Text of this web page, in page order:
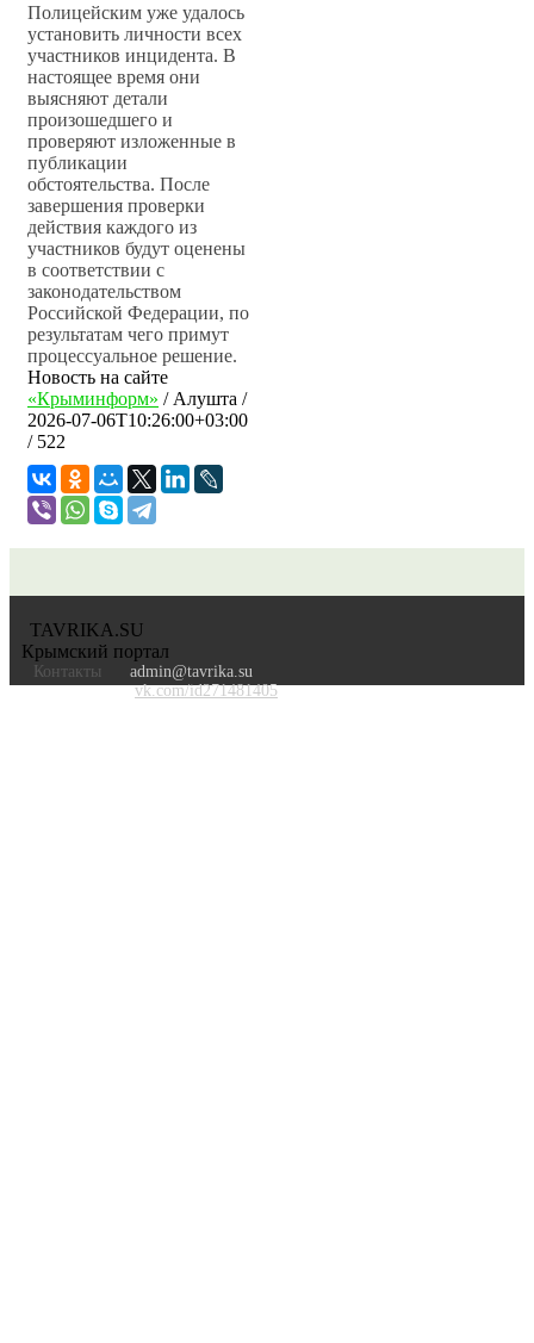
Полицейским уже удалось
установить личности всех
участников инцидента. В
настоящее время они
выясняют детали
произошедшего и
проверяют изложенные в
публикации
обстоятельства. После
завершения проверки
действия каждого из
участников будут оценены
в соответствии с
законодательством
Российской Федерации, по
результатам чего примут
процессуальное решение.
Новость на сайте
«Крыминформ» / Алушта /
2026-07-06T10:26:00+03:00
/ 522
TAVRIKA.SU
Крымский портал
Контакты
admin@tavrika.su
vk.com/id271481405